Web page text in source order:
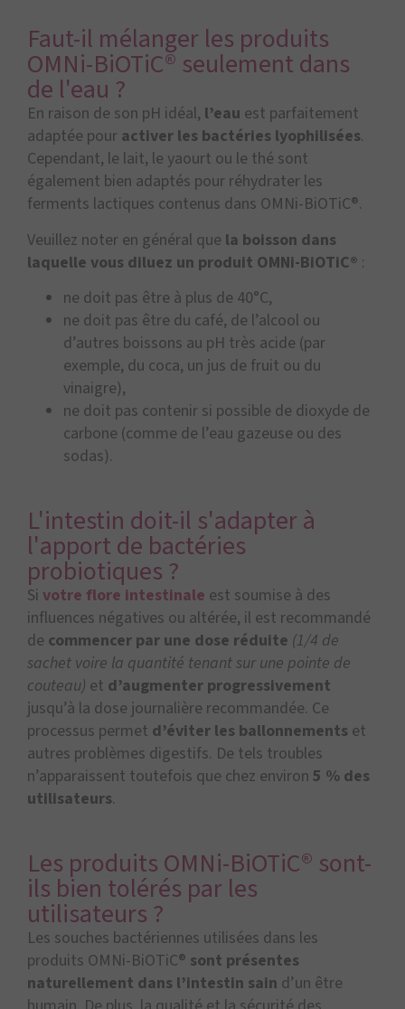
Faut-il mélanger les produits
OMNi-BiOTiC® seulement dans
de l'eau ?
En raison de son pH idéal, l’eau est parfaitement
adaptée pour activer les bactéries lyophilisées.
Cependant, le lait, le yaourt ou le thé sont
également bien adaptés pour réhydrater les
ferments lactiques contenus dans OMNi-BiOTiC®.
Veuillez noter en général que la boisson dans
laquelle vous diluez un produit OMNi-BiOTiC® :
ne doit pas être à plus de 40°C,
ne doit pas être du café, de l’alcool ou
d’autres boissons au pH très acide (par
exemple, du coca, un jus de fruit ou du
vinaigre),
ne doit pas contenir si possible de dioxyde de
carbone (comme de l’eau gazeuse ou des
sodas).
L'intestin doit-il s'adapter à
l'apport de bactéries
probiotiques ?
Si votre flore intestinale est soumise à des
influences négatives ou altérée, il est recommandé
de commencer par une dose réduite (1/4 de
sachet voire la quantité tenant sur une pointe de
couteau) et d’augmenter progressivement
jusqu’à la dose journalière recommandée. Ce
processus permet d’éviter les ballonnements et
autres problèmes digestifs. De tels troubles
n’apparaissent toutefois que chez environ 5 % des
utilisateurs.
Les produits OMNi-BiOTiC® sont-
ils bien tolérés par les
utilisateurs ?
Les souches bactériennes utilisées dans les
produits OMNi-BiOTiC® sont présentes
naturellement dans l’intestin sain d’un être